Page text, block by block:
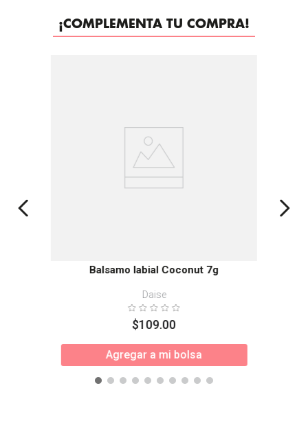
¡COMPLEMENTA TU COMPRA!
Balsamo labial Coconut 7g
Daise
$109.00
Agregar a mi bolsa